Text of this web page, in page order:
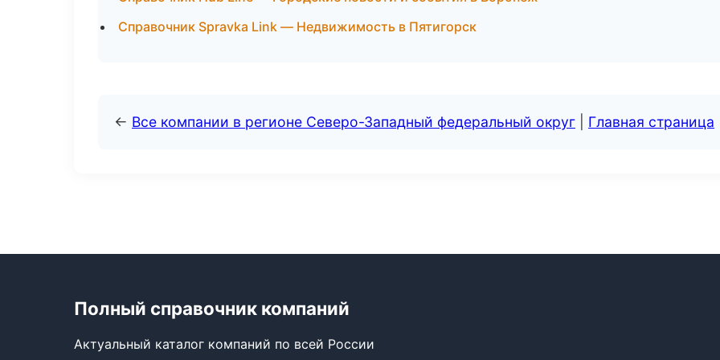
Справочник Spravka Link — Недвижимость в Пятигорск
← Все компании в регионе Северо-Западный федеральный округ Главная страница
Полный справочник компаний
Актуальный каталог компаний по всей России